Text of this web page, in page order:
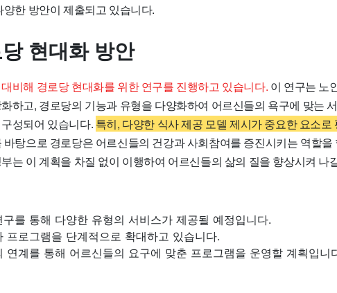
한 방안이 제출되고 있습니다.
현대화 방안
비해 경로당 현대화를 위한 연구를 진행하고 있습니다. 이 연구는 노
하고, 경로당의 기능과 유형을 다양화하여 어르신들의 욕구에 맞는
성되어 있습니다. 특히, 다양한 식사 제공 모델 제시가 중요한 요소로
바탕으로 경로당은 어르신들의 건강과 사회참여를 증진시키는 역할을
는 이 계획을 차질 없이 이행하여 어르신들의 삶의 질을 향상시켜 나
를 통해 다양한 유형의 서비스가 제공될 예정입니다.
프로그램을 단계적으로 확대하고 있습니다.
연계를 통해 어르신들의 요구에 맞춘 프로그램을 운영할 계획입니